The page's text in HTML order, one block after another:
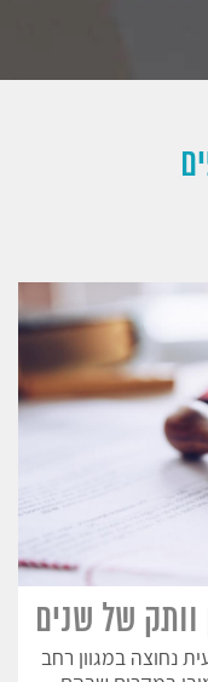
וותק של שנים
נחוצה במגוון רחב